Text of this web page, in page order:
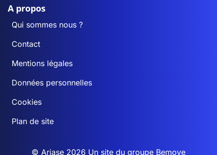
A propos
Qui sommes nous ?
Contact
Mentions légales
Données personnelles
Cookies
Plan de site
© Ariase 2026 Un site du groupe Bemove